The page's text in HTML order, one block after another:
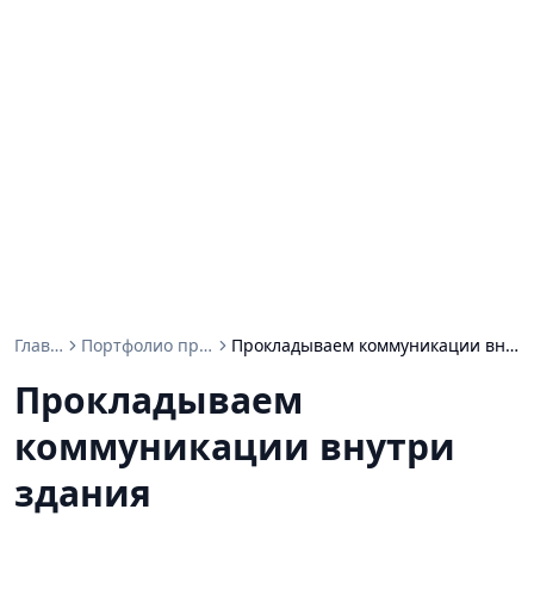
Главная Портфолио проектов Прокладываем коммуникации внутри здания
Прокладываем
коммуникации внутри
здания